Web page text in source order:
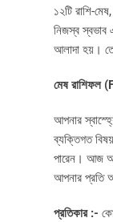
১২টি রাশি-
নিজস্ব স্বভাব
আলাদা হয়।
মেষ
আপনার
ব্যক্তিগত
পারেন। আজ
আপনার প্রতি
প্রতিকার :-